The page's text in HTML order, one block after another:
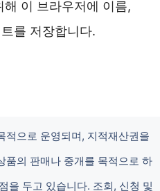
이 브라우저에 이름,
를 저장합니다.
적으로 운영되며, 지적재산권을
품의 판매나 중개를 목적으로 하
을 두고 있습니다. 조회, 신청 및